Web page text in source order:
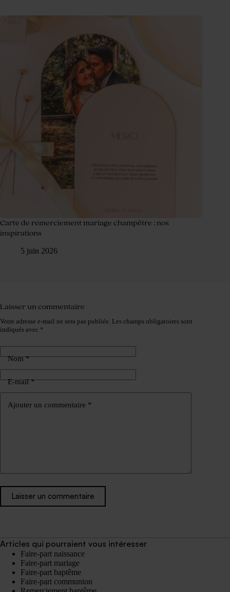
Carte de remerciement mariage champêtre : nos
inspirations
5 juin 2026
Laisser un commentaire
Votre adresse e-mail ne sera pas publiée. Les champs obligatoires sont
indiqués avec *
Nom*
E-mail*
Ajouter un commentaire *
Laisser un commentaire
Articles qui pourraient vous intéresser
Faire-part naissance
Faire-part mariage
Faire-part baptême
Faire-part communion